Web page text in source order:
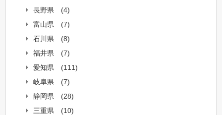
長野県
(4)
富山県
(7)
石川県
(8)
福井県
(7)
愛知県
(111)
岐阜県
(7)
静岡県
(28)
三重県
(10)